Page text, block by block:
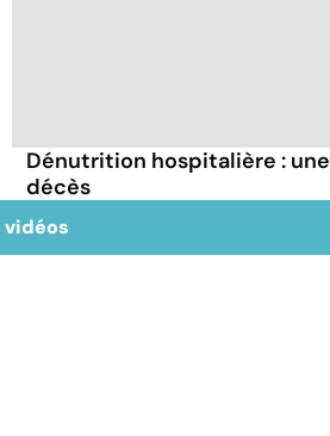
Dénutrition hospitalière :
décès
vidéos